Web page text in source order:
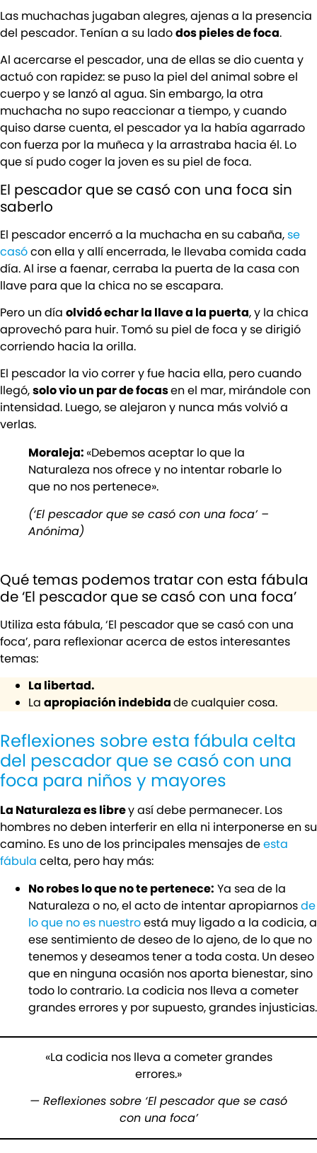
Las muchachas jugaban alegres, ajenas a la presencia
del pescador. Tenían a su ladodos pieles de foca.
Al acercarse el pescador, una de ellas se dio cuenta y
actuó con rapidez: se puso la piel del animal sobre el
cuerpo y se lanzó al agua. Sin embargo, la otra
muchacha no supo reaccionar a tiempo, y cuando
quiso darse cuenta, el pescador ya la había agarrado
con fuerza por la muñeca y la arrastraba hacia él. Lo
que sí pudo coger la joven es su piel de foca.
El pescador que se casó con una foca sin
saberlo
El pescador encerró a la muchacha en su cabaña,se
casócon ella y allí encerrada, le llevaba comida cada
día. Al irse a faenar, cerraba la puerta de la casa con
llave para que la chica no se escapara.
Pero un día olvidó echar la llave a la puerta, y la chica
aprovechó para huir. Tomó su piel de foca y se dirigió
corriendo hacia la orilla.
El pescador la vio correr y fue hacia ella, pero cuando
llegó,solo vio un par de focasen el mar, mirándole con
intensidad. Luego, se alejaron y nunca más volvió a
verlas.
Moraleja:«Debemos aceptar lo que la
Naturaleza nos ofrece y no intentar robarle lo
que no nos pertenece».
(‘El pescador que se casó con una foca’ –
Anónima)
Qué temas podemos tratar con esta fábula
de ‘El pescador que se casó con una foca’
Utiliza esta fábula, ‘El pescador que se casó con una
foca’, para reflexionar acerca de estos interesantes
temas:
La libertad.
La apropiación indebidade cualquier cosa.
Reflexiones sobre esta fábula celta
del pescador que se casó con una
foca para niños y mayores
La Naturaleza es librey así debe permanecer. Los
hombres no deben interferir en ella ni interponerse en su
camino. Es uno de los principales mensajes deesta
fábula celta, pero hay más:
No robes lo que no te pertenece: Ya sea de la
Naturaleza o no, el acto de intentar apropiarnosde
lo que no es nuestroestá muy ligado a la codicia, a
ese sentimiento de deseo de lo ajeno, de lo que no
tenemos y deseamos tener a toda costa. Un deseo
que en ninguna ocasión nos aporta bienestar, sino
todo lo contrario. La codicia nos lleva a cometer
grandes errores y por supuesto, grandes injusticias.
«La codicia nos lleva a cometer grandes
errores.»
— Reflexiones sobre ‘El pescador que se casó
con una foca’